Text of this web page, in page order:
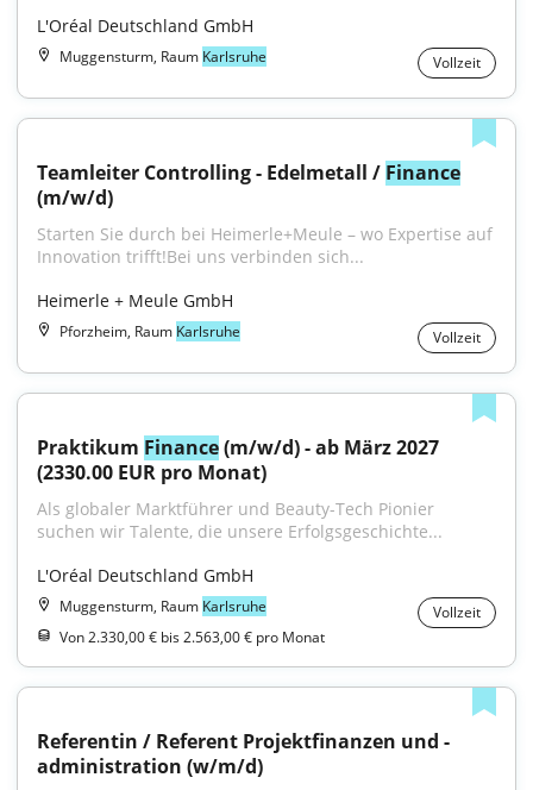
L'Oréal Deutschland GmbH
Muggensturm, Raum Karlsruhe Vollzeit
Teamleiter Controlling - Edelmetall / Finance
(m/w/d)
Starten Sie durch bei Heimerle+Meule – wo Expertise auf
Innovation trifft!Bei uns verbinden sich...
Heimerle + Meule GmbH
Pforzheim, Raum Karlsruhe Vollzeit
Praktikum Finance (m/w/d) - ab März 2027
(2330.00 EUR pro Monat)
Als globaler Marktführer und Beauty-Tech Pionier
suchen wir Talente, die unsere Erfolgsgeschichte...
L'Oréal Deutschland GmbH
Muggensturm, Raum Karlsruhe
Vollzeit
Von 2.330,00 € bis 2.563,00 € pro Monat
Referentin / Referent Projektfinanzen und -
administration (w/m/d)